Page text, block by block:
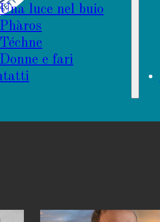
Una luce nel buio
Phàros
Téchne
Donne e fari